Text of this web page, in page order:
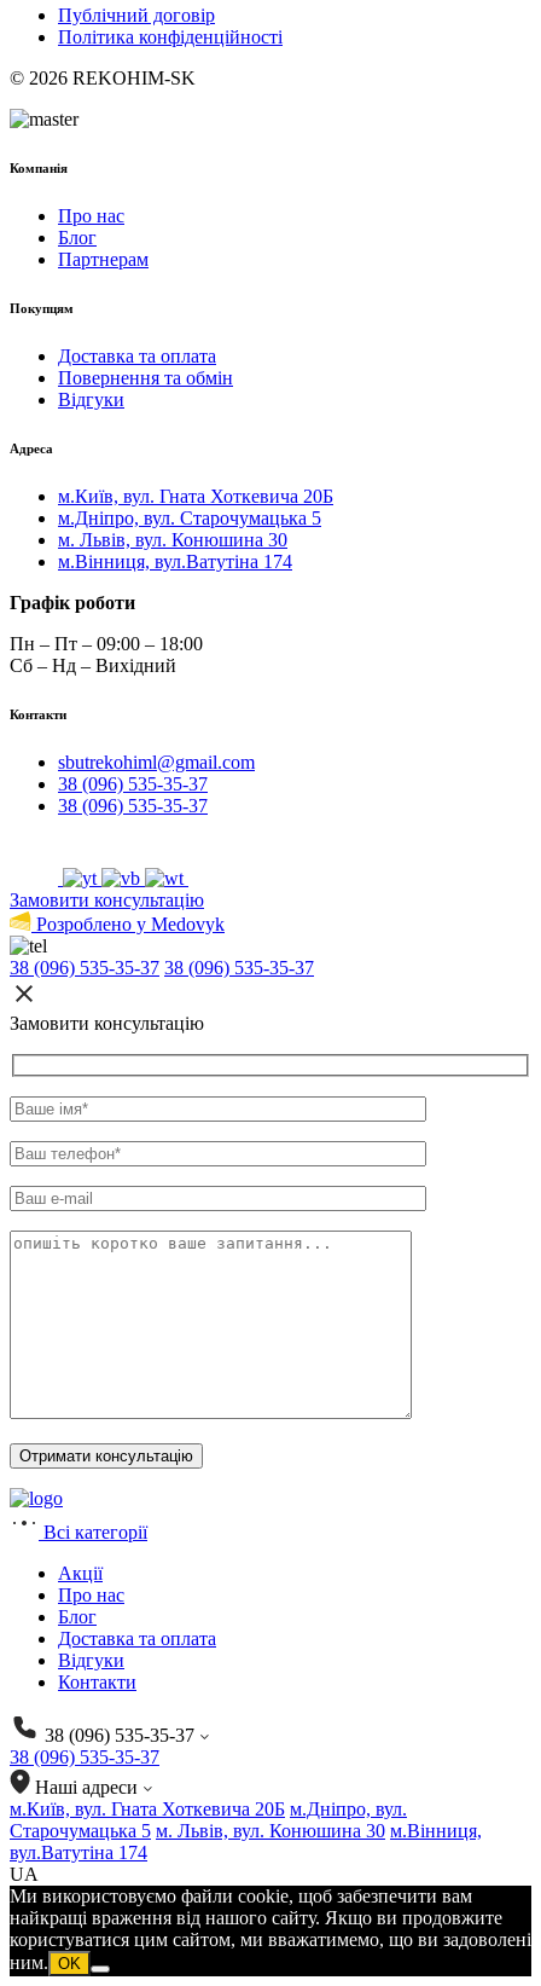
Публічний договір
Політика конфіденційності
© 2026 REKOHIM-SK
Компанія
Про нас
Блог
Партнерам
Покупцям
Доставка та оплата
Повернення та обмін
Відгуки
Адреса
м.Київ, вул. Гната Хоткевича 20Б
м.Дніпро, вул. Старочумацька 5
м. Львів, вул. Конюшина 30
м.Вінниця, вул.Ватутіна 174
Графік роботи
Пн – Пт – 09:00 – 18:00
Сб – Нд – Вихідний
Контакти
sbutrekohiml@gmail.com
38 (096) 535-35-37
38 (096) 535-35-37
Замовити консультацію
Розроблено у Medovyk
38 (096) 535-35-37 38 (096) 535-35-37
Замовити консультацію
Всі категорії
Акції
Про нас
Блог
Доставка та оплата
Відгуки
Контакти
38 (096) 535-35-37
38 (096) 535-35-37
Наші адреси
м.Київ, вул. Гната Хоткевича 20Б м.Дніпро, вул.
Старочумацька 5 м. Львів, вул. Конюшина 30 м.Вінниця,
вул.Ватутіна 174
UA
Ми використовуємо файли cookie, щоб забезпечити вам
найкращі враження від нашого сайту. Якщо ви продовжите
користуватися цим сайтом, ми вважатимемо, що ви задоволені
ним. OK